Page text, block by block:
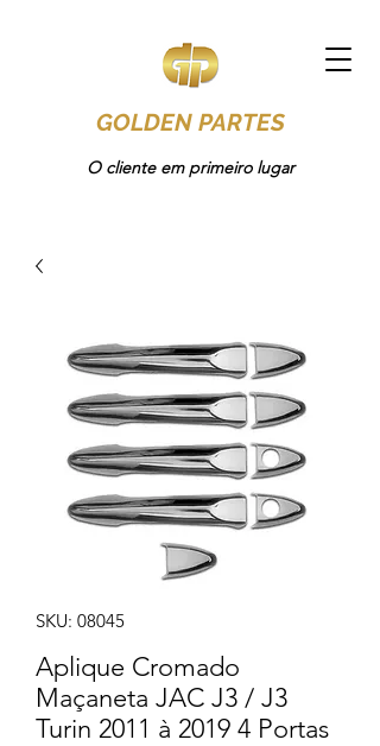
GOLDEN PARTES
O cliente em primeiro lugar
SKU: 08045
Aplique Cromado
Maçaneta JAC J3 / J3
Turin 2011 à 2019 4 Portas